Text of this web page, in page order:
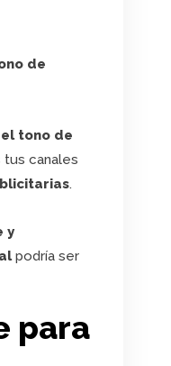
de
el tono de
canales
.
y
podría ser
para